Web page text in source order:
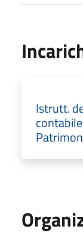
Istrutt.